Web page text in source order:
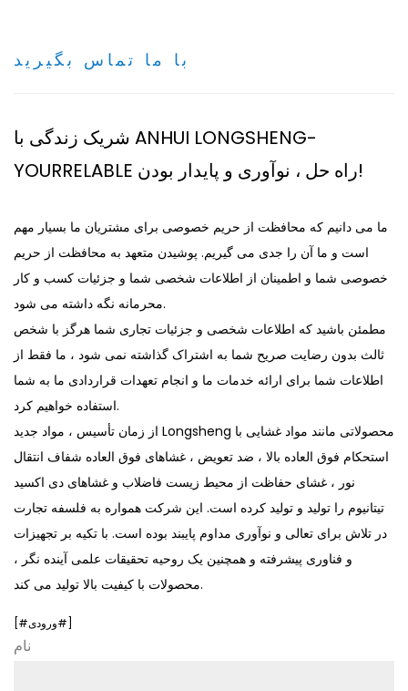
با ما تماس بگیرید
شریک زندگی با ANHUI LONGSHENG-
YOURRELABLE راه حل ، نوآوری و پایدار بودن!
ما می دانیم که محافظت از حریم خصوصی برای مشتریان ما بسیار مهم
است و ما آن را جدی می گیریم. پوشیدن متعهد به محافظت از حریم
خصوصی شما و اطمینان از اطلاعات شخصی شما و جزئیات کسب و کار
محرمانه نگه داشته می شود.
مطمئن باشید که اطلاعات شخصی و جزئیات تجاری شما هرگز با شخص
ثالث بدون رضایت صریح شما به اشتراک گذاشته نمی شود ، ما فقط از
اطلاعات شما برای ارائه خدمات ما و انجام تعهدات قراردادی ما به شما
استفاده خواهیم کرد.
از زمان تأسیس ، مواد جدید Longsheng محصولاتی مانند مواد غشایی با
استحکام فوق العاده بالا ، ضد تعویض ، غشاهای فوق العاده شفاف انتقال
نور ، غشای حفاظت از محیط زیست فاضلاب و غشاهای دی اکسید
تیتانیوم را تولید و تولید کرده است. این شرکت همواره به فلسفه تجارت
در تلاش برای تعالی و نوآوری مداوم پایبند بوده است. با تکیه بر تجهیزات
و فناوری پیشرفته و همچنین یک روحیه تحقیقات علمی آینده نگر ،
محصولات با کیفیت بالا تولید می کند.
[#ورودی#]
نام